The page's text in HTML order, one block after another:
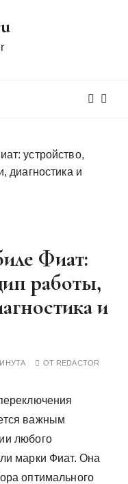
устройство,
диагностика и
Фиат:
работы,
и
ОТ REDACTOR
важным
любого
марки Фиат. Она
оптимального